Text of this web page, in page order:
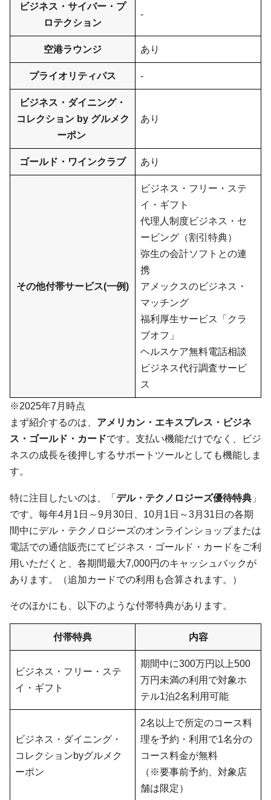
ビジネス・サイバー・プ
ロテクション
-
空港ラウンジ あり
プライオリティパス -
ビジネス・ダイニング・
コレクション by グルメク
ーポン
あり
ゴールド・ワインクラブ あり
その他付帯サービス(一例)
ビジネス・フリー・ステ
イ・ギフト
代理人制度ビジネス・セ
ービング（割引特典）
弥生の会計ソフトとの連
携
アメックスのビジネス・
マッチング
福利厚生サービス「クラ
ブオフ」
ヘルスケア無料電話相談
ビジネス代行調査サービ
ス
※2025年7月時点
まず紹介するのは、 アメリカン・エキスプレス・ビジネ
ス・ゴールド・カードです。支払い機能だけでなく、ビジ
ネスの成長を後押しするサポートツールとしても機能しま
す。
特に注目したいのは、「デル・テクノロジーズ優待特典 」
です。毎年4月1日～9月30日、10月1日～3月31日の各期
間中にデル・テクノロジーズのオンラインショップまたは
電話での通信販売にてビジネス・ゴールド・カードをご利
用いただくと、各期間最大7,000円のキャッシュバックが
あります。（追加カードでの利用も合算されます。）
そのほかにも、以下のような付帯特典があります。
付帯特典 内容
ビジネス・フリー・ステ
イ・ギフト
期間中に300万円以上500
万円未満の利用で対象ホ
テル1泊2名利用可能
ビジネス・ダイニング・
コレクションbyグルメク
ーポン
2名以上で所定のコース料
理を予約・利用で1名分の
コース料金が無料
（※要事前予約、対象店
舗は限定）